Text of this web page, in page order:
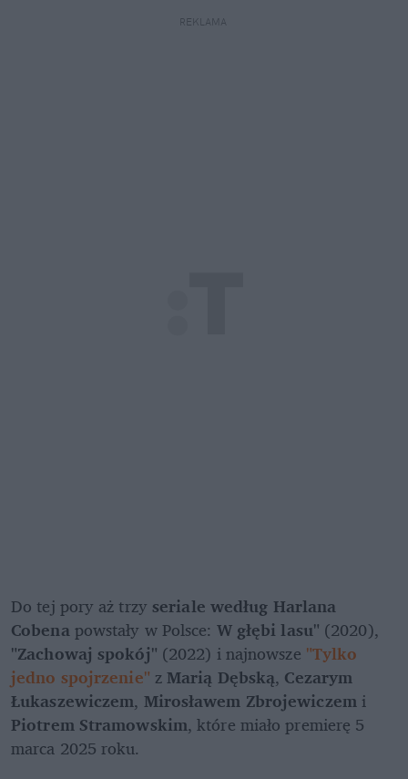
REKLAMA
Do tej pory aż trzy seriale według Harlana
Cobena powstały w Polsce: W głębi lasu"
"Zachowaj spokój" (2022) i najnowsze "Tylko
jedno spojrzenie" z Marią Dębską, Cezarym
Łukaszewiczem, Mirosławem Zbrojewiczem
Piotrem Stramowskim, które miało premierę 5
marca 2025 roku.